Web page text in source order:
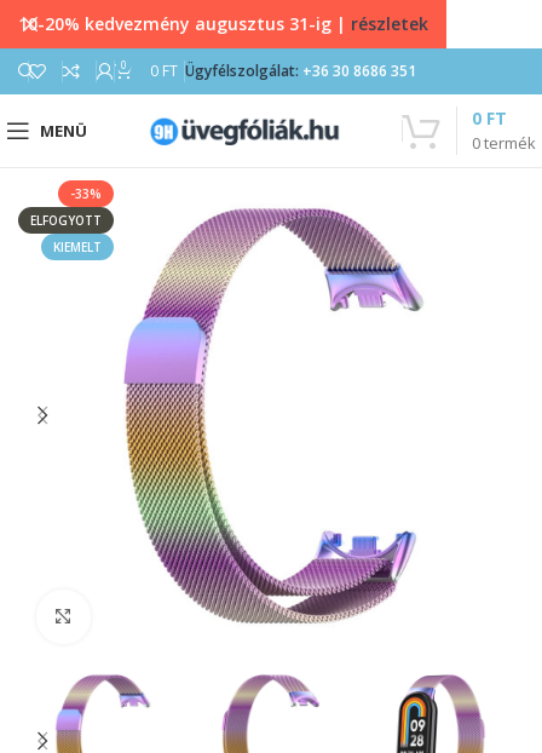
0 0 FT Ügyfélszolgálat: +36 30 8686 351
MENÜ
0termék
0 FT
-33%
ELFOGYOTT
KIEMELT
10-20% kedvezmény augusztus 31-ig | részletek